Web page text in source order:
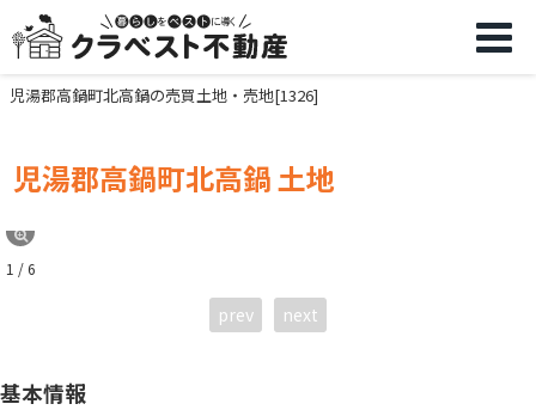
児湯郡高鍋町北高鍋の売買土地・売地[1326]
児湯郡高鍋町北高鍋 土地
1 / 6
prev next
基本情報